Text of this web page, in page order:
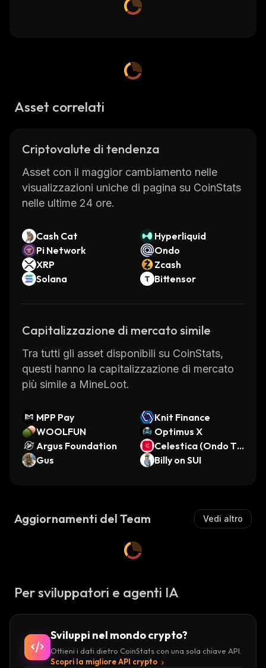
Asset correlati
Criptovalute di tendenza
Asset con il maggior cambiamento nelle
visualizzazioni uniche di pagina su CoinStats
nelle ultime 24 ore.
Cash Cat
Hyperliquid
Pi Network
Ondo
XRP
Zcash
Solana
Bittensor
Capitalizzazione di mercato simile
Tra tutti gli asset disponibili su CoinStats,
questi hanno la capitalizzazione di mercato
più simile a MineLoot.
MPP Pay
Knit Finance
WOOLFUN
Optimus X
Argus Foundation
Celestica (Ondo To
kenized)
Gus Billy on SUI
Aggiornamenti del Team Vedi altro
Per sviluppatori e agenti IA
Sviluppi nel mondo crypto?
Ottieni i dati dietro CoinStats con una sola chiave API.
Scopri la migliore API crypto